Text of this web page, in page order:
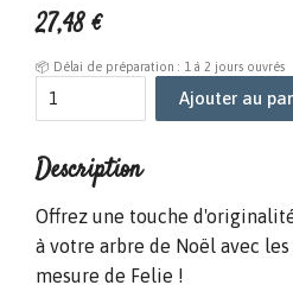
27,48 €
📦 Délai de préparation : 1 à 2 jours ouvrés
Ajouter au
Description
Offrez une touche
à votre arbre de Noël avec
mesure de Felie !